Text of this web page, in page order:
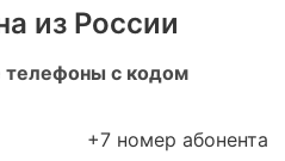
из России
телефоны с кодом
+7 номер абонента